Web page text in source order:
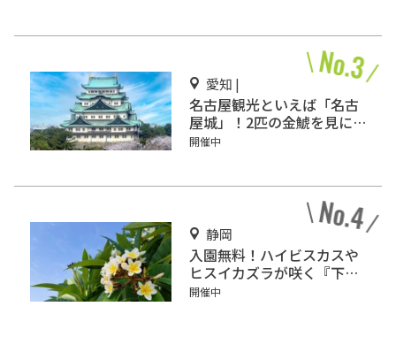
愛知 |
名古屋観光といえば「名古
屋城」！2匹の金鯱を見に
行こう
開催中
静岡
入園無料！ハイビスカスや
ヒスイカズラが咲く『下賀
茂熱帯植物園』で南国気分
開催中